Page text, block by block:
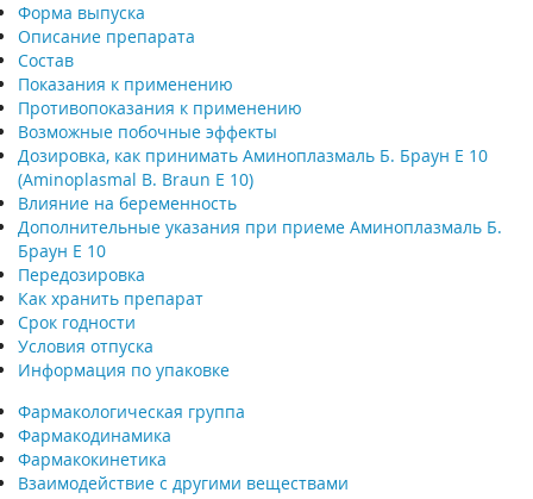
Форма выпуска
Описание препарата
Состав
Показания к применению
Противопоказания к применению
Возможные побочные эффекты
Дозировка, как принимать Аминоплазмаль Б. Браун Е 10
(Aminoplasmal B. Braun E 10)
Влияние на беременность
Дополнительные указания при приеме Аминоплазмаль Б.
Браун Е 10
Передозировка
Как хранить препарат
Срок годности
Условия отпуска
Информация по упаковке
Фармакологическая группа
Фармакодинамика
Фармакокинетика
Взаимодействие с другими веществами